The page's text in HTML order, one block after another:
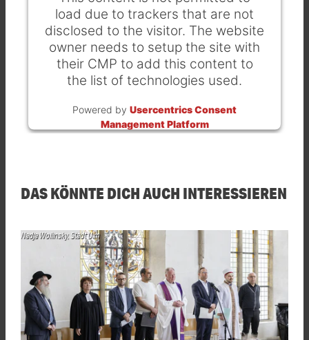
load due to trackers that are not
disclosed to the visitor. The website
owner needs to setup the site with
their CMP to add this content to
the list of technologies used.
Powered by Usercentrics Consent
Management Platform
DAS KÖNNTE DICH AUCH INTERESSIEREN
Nadja Wollinsky, Stadt Ulm